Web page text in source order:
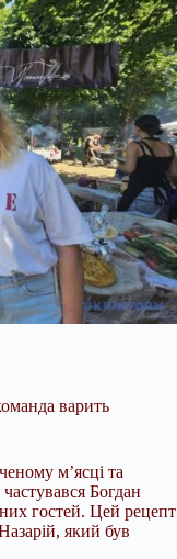
варить
м’ясці та
Богдан
гостей. Цей рецепт
який був